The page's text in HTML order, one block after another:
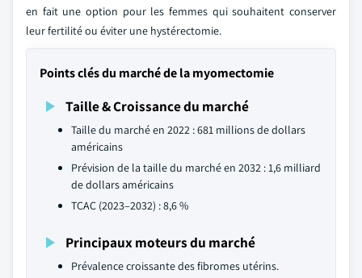
en fait une option pour les femmes qui souhaitent conserver
leur fertilité ou éviter une hystérectomie.
Points clés du marché de la myomectomie
Taille & Croissance du marché
Taille du marché en 2022 : 681 millions de dollars
américains
Prévision de la taille du marché en 2032 : 1,6 milliard
de dollars américains
TCAC (2023–2032) : 8,6 %
Principaux moteurs du marché
Prévalence croissante des fibromes utérins.